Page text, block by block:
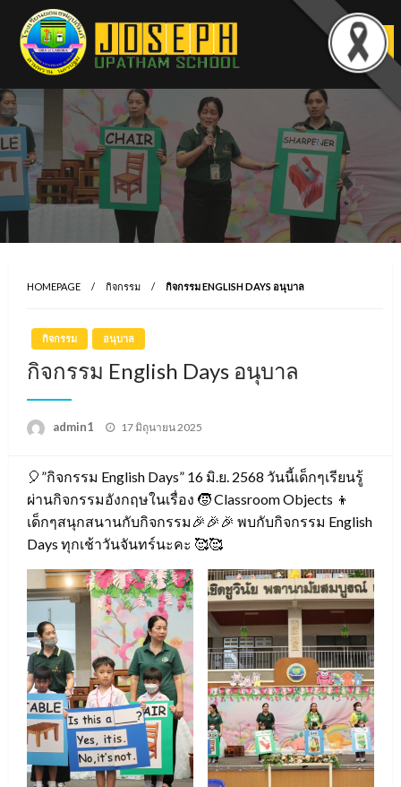
content
HOMEPAGE กิจกรรม กิจกรรม ENGLISH DAYS อนุบาล
กิจกรรม อนุบาล
กิจกรรม English Days อนุบาล
admin1
Posted
17 มิถุนายน 2025
🎈”กิจกรรม English Days” 16 มิ.ย. 2568 วันนี้เด็กๆเรียนรู้
ผ่านกิจกรรมอังกฤษในเรื่อง 🧒 Classroom Objects 👦
เด็กๆสนุกสนานกับกิจกรรม🎉🎉🎉 พบกับกิจกรรม English
Days ทุกเช้าวันจันทร์นะคะ 🥰🥰